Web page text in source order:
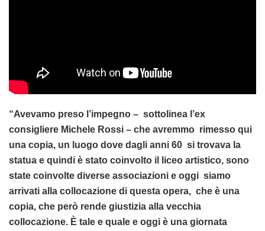
“Avevamo preso l’impegno – sottolinea l’ex
consigliere Michele Rossi – che avremmo rimesso qui
una copia, un luogo dove dagli anni 60 si trovava la
statua e quindi è stato coinvolto il liceo artistico, sono
state coinvolte diverse associazioni e oggi siamo
arrivati alla collocazione di questa opera, che è una
copia, che però rende giustizia alla vecchia
collocazione. È tale e quale e oggi è una giornata